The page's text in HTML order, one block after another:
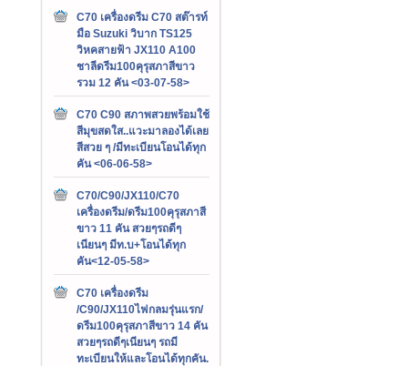
C70 เครื่องดรีม C70 สต๊ารท์
มือ Suzuki วิบาก TS125
วิหคสายฟ้า JX110 A100
ชาลีดรีม100คุรุสภาสีขาว
รวม 12 คัน <03-07-58>
C70 C90 สภาพสวยพร้อมใช้
สีมุขสดใส..แวะมาลองได้เลย
สีสวย ๆ /มีทะเบียนโอนได้ทุก
คัน <06-06-58>
C70/C90/JX110/C70
เครื่องดรีม/ดรีม100คุรุสภาสี
ขาว 11 คัน สวยๆรถดีๆ
เนียนๆ มีท.บ+โอนได้ทุก
คัน<12-05-58>
C70 เครื่องดรีม
/C90/JX110ไฟกลมรุ่นแรก/
ดรีม100คุรุสภาสีขาว 14 คัน
สวยๆรถดีๆเนียนๆ รถมี
ทะเบียนให้และโอนได้ทุกคัน.